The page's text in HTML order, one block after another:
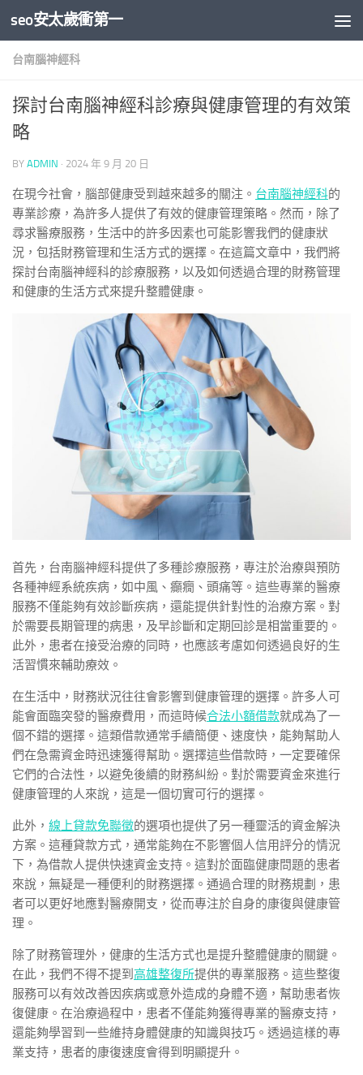
Skip to content
seo安太歲衝第一
台南腦神經科
探討台南腦神經科診療與健康管理的有效策
略
BY ADMIN · 2024 年 9 月 20 日
在現今社會，腦部健康受到越來越多的關注。 台南腦神經科的
專業診療，為許多人提供了有效的健康管理策略。然而，除了
尋求醫療服務，生活中的許多因素也可能影響我們的健康狀
況，包括財務管理和生活方式的選擇。在這篇文章中，我們將
探討台南腦神經科的診療服務，以及如何透過合理的財務管理
和健康的生活方式來提升整體健康。
首先，台南腦神經科提供了多種診療服務，專注於治療與預防
各種神經系統疾病，如中風、癲癇、頭痛等。這些專業的醫療
服務不僅能夠有效診斷疾病，還能提供針對性的治療方案。對
於需要長期管理的病患，及早診斷和定期回診是相當重要的。
此外，患者在接受治療的同時，也應該考慮如何透過良好的生
活習慣來輔助療效。
在生活中，財務狀況往往會影響到健康管理的選擇。許多人可
能會面臨突發的醫療費用，而這時候合法小額借款就成為了一
個不錯的選擇。這類借款通常手續簡便、速度快，能夠幫助人
們在急需資金時迅速獲得幫助。選擇這些借款時，一定要確保
它們的合法性，以避免後續的財務糾紛。對於需要資金來進行
健康管理的人來說，這是一個切實可行的選擇。
此外， 線上貸款免聯徵的選項也提供了另一種靈活的資金解決
方案。這種貸款方式，通常能夠在不影響個人信用評分的情況
下，為借款人提供快速資金支持。這對於面臨健康問題的患者
來說，無疑是一種便利的財務選擇。通過合理的財務規劃，患
者可以更好地應對醫療開支，從而專注於自身的康復與健康管
理。
除了財務管理外，健康的生活方式也是提升整體健康的關鍵。
在此，我們不得不提到 高雄整復所提供的專業服務。這些整復
服務可以有效改善因疾病或意外造成的身體不適，幫助患者恢
復健康。在治療過程中，患者不僅能夠獲得專業的醫療支持，
還能夠學習到一些維持身體健康的知識與技巧。透過這樣的專
業支持，患者的康復速度會得到明顯提升。